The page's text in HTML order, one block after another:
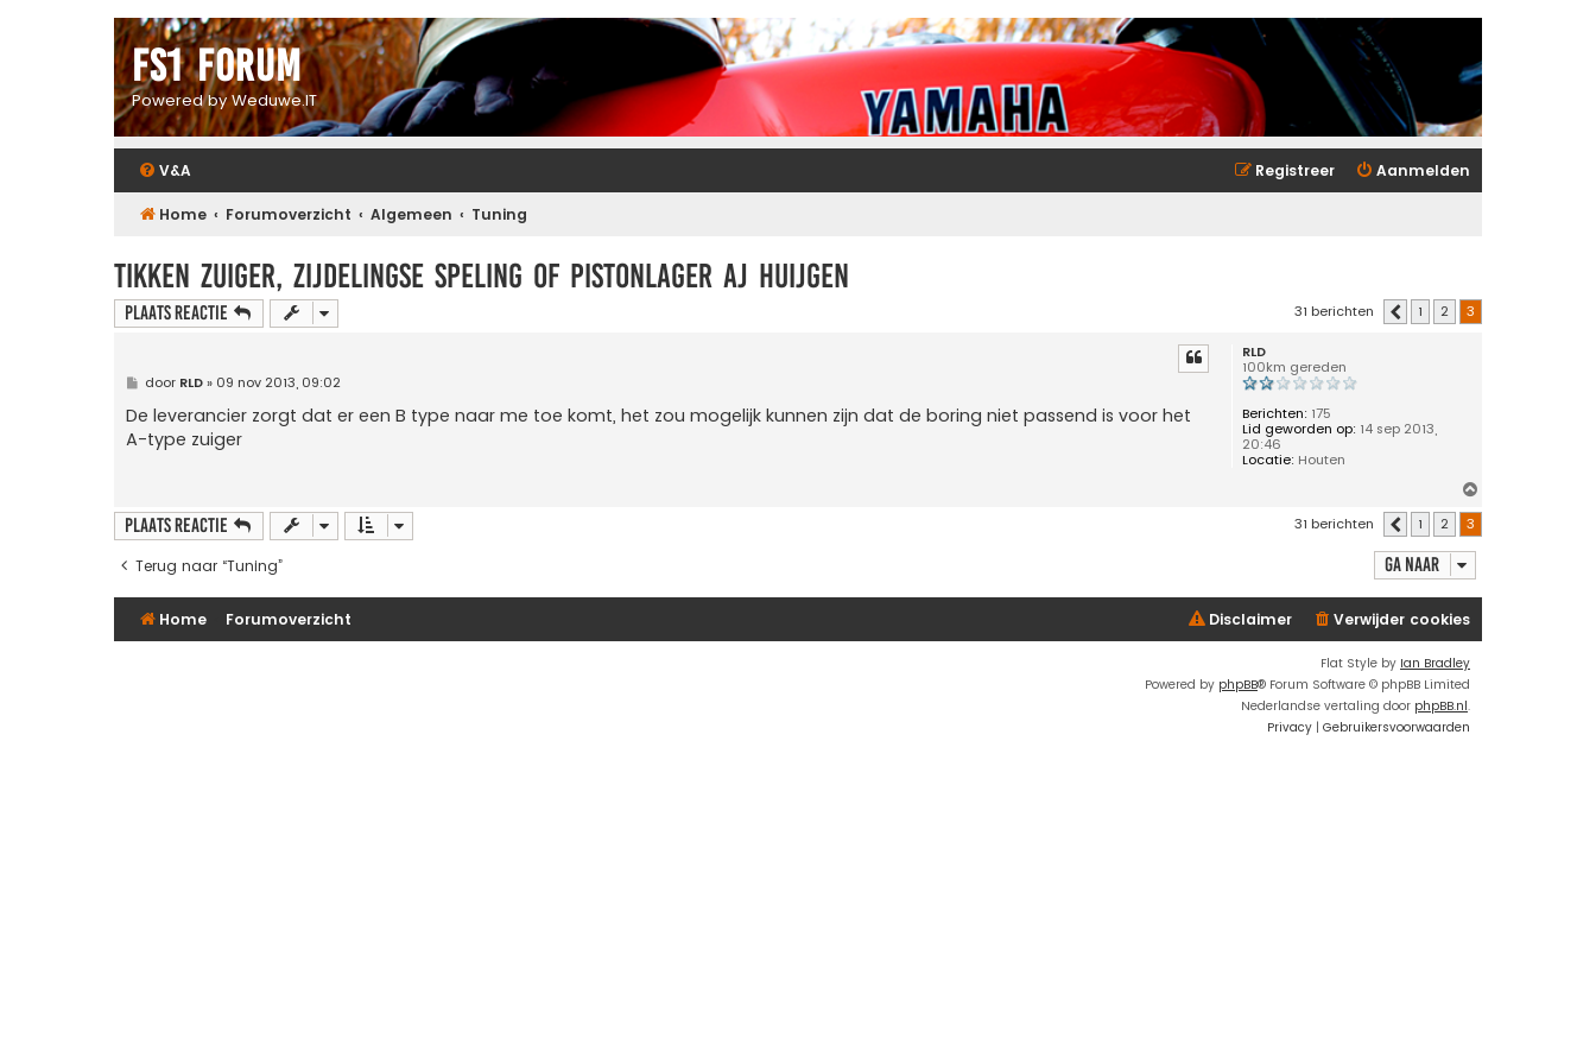
FS1 forum
Powered by Weduwe.IT
V&A Aanmelden
Registreer
Home Forumoverzicht Algemeen Tuning
tikken zuiger, zijdelingse speling of pistonlager AJ Huijgen
Plaats reactie 31 berichten Vorige
1 2 3
RLD
100km gereden
Berichten: 175
Lid geworden op: 14 sep 2013,
20:46
Locatie: Houten
B
r
i
c
door RLD» 09 nov 2013, 09:02
De leverancier zorgt dat er een B type naar me toe komt, het zou mogelijk kunnen zijn dat de boring niet passend is voor het
A-type zuiger
m
g
Plaats reactie 31 berichten Vorige
1 2 3
Terug naar “Tuning” Ga naar
Home Forumoverzicht Verwijder cookies
Disclaimer
Flat Style by Ian Bradley
Powered by phpBB® Forum Software © phpBB Limited
Nederlandse vertaling door phpBB.nl.
Privacy | Gebruikersvoorwaarden